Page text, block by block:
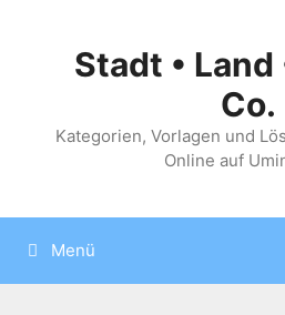
springenStadt • Land
Co.
Kategorien, Vorlagen und
Online auf
Menü